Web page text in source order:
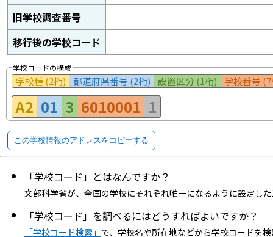
旧学校調査番号
移行後の学校コード
学校コードの構成
学校種 (2桁) 都道府県番号 (2桁) 設置区分 (1桁) 学校番号
A2 01 3 6010001 1
この学校情報のアドレスをコピーする
「学校コード」とはなんですか？
文部科学省が、全国の学校にそれぞれ唯一になるように設定し
「学校コード」を調べるにはどうすればよいですか？
「学校コード検索」 で、学校名や所在地などから学校コードを